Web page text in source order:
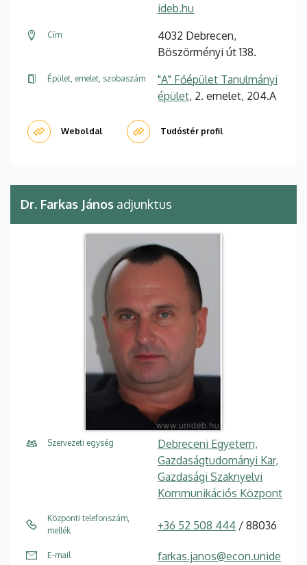
ideb.hu
Cím
4032 Debrecen,
Böszörményi út 138.
Épület, emelet, szobaszám
"A" Főépület Tanulmányi
épület, 2. emelet, 204.A
Weboldal Tudóstér profil
Dr. Farkas János adjunktus
Szervezeti egység
Debreceni Egyetem,
Gazdaságtudományi Kar,
Gazdasági Szaknyelvi
Kommunikációs Központ
Központi telefonszám,
mellék
+36 52 508 444 / 88036
E-mail farkas.janos@econ.unide